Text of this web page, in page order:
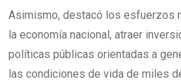
Asimismo, destacó los esfuerzos
la economía nacional, atraer
políticas públicas orientadas a
las condiciones de vida de miles